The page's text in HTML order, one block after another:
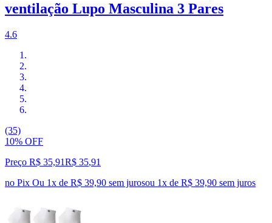
ventilação Lupo Masculina 3 Pares
4.6
(35)
10% OFF
Preço R$ 35,91R$ 35,91
no Pix Ou 1x de R$ 39,90 sem jurosou 1x de R$ 39,90 sem juros